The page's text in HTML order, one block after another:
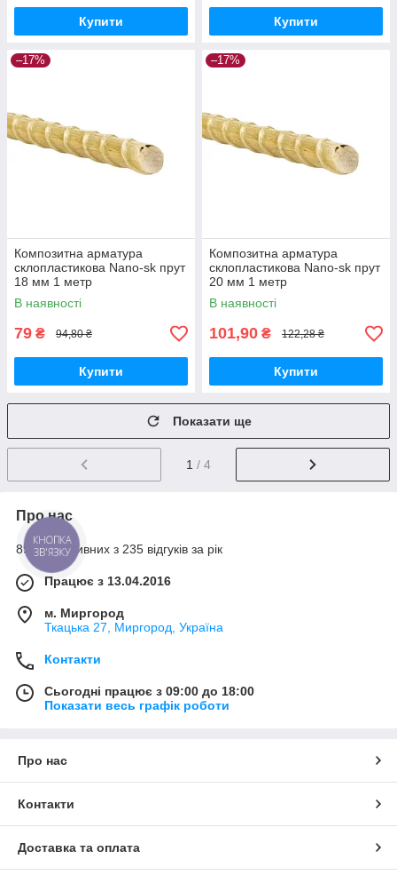
Купити Купити
–17%
Композитна арматура
склопластикова Nano-sk прут
18 мм 1 метр
В наявності
79 ₴ 94,80 ₴
Купити
–17%
Композитна арматура
склопластикова Nano-sk прут
20 мм 1 метр
В наявності
101,90 ₴ 122,28 ₴
Купити
Показати ще
1 / 4
Про нас
89% позитивних з 235 відгуків за рік
Працює з 13.04.2016
м. Миргород
Ткацька 27, Миргород, Україна
Контакти
Сьогодні працює з 09:00 до 18:00
Показати весь графік роботи
Про нас
Контакти
Доставка та оплата
КНОПКА
ЗВ'ЯЗКУ